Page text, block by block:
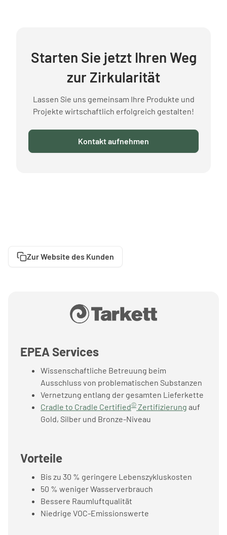
Starten Sie jetzt Ihren Weg
zur Zirkularität
Lassen Sie uns gemeinsam Ihre Produkte und
Projekte wirtschaftlich erfolgreich gestalten!
Kontakt aufnehmen
Zur Website des Kunden
EPEA Services
Wissenschaftliche Betreuung beim
Ausschluss von problematischen Substanzen
Vernetzung entlang der gesamten Lieferkette
Cradle to Cradle Certified© Zertifizierung auf
Gold, Silber und Bronze-Niveau
Vorteile
Bis zu 30 % geringere Lebenszykluskosten
50 % weniger Wasserverbrauch
Bessere Raumluftqualität
Niedrige VOC-Emissionswerte